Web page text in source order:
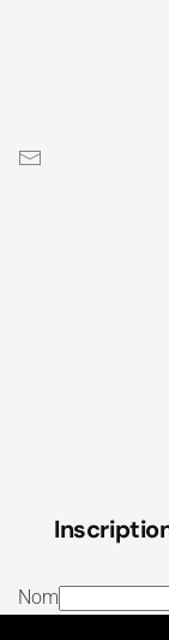
Nom